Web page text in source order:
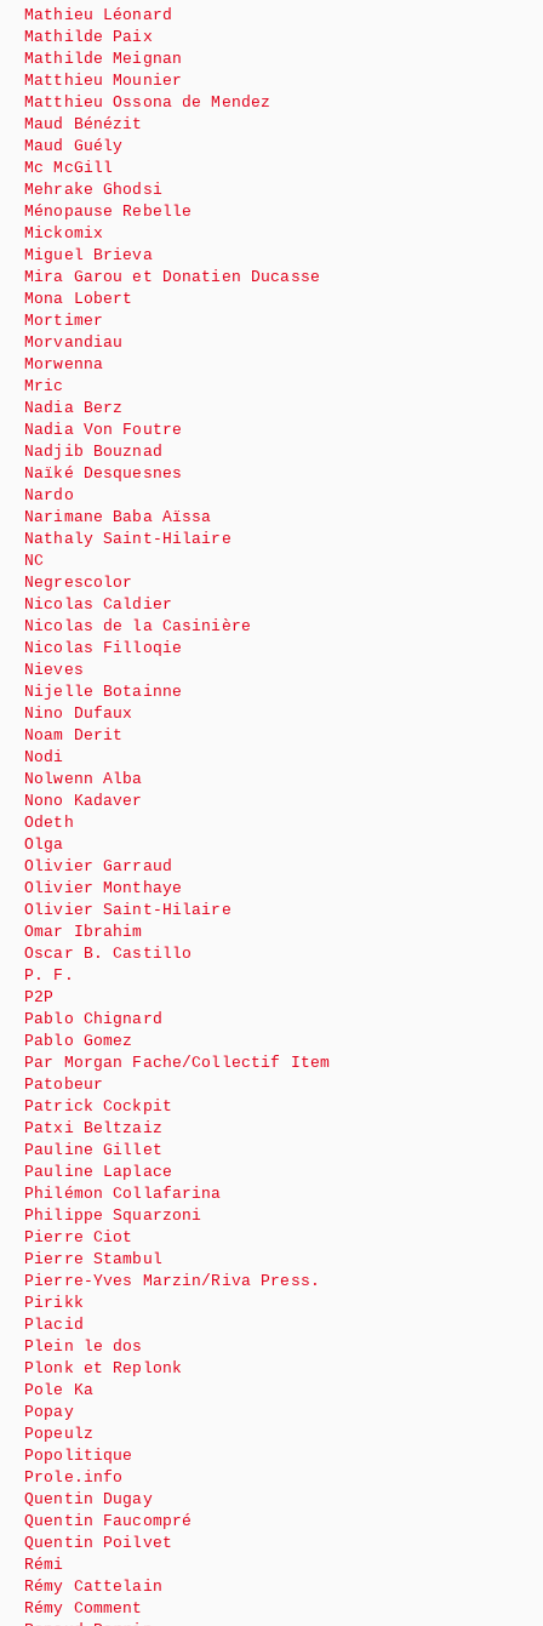
Mathieu Léonard
Mathilde Paix
Mathilde Meignan
Matthieu Mounier
Matthieu Ossona de Mendez
Maud Bénézit
Maud Guély
Mc McGill
Mehrake Ghodsi
Ménopause Rebelle
Mickomix
Miguel Brieva
Mira Garou et Donatien Ducasse
Mona Lobert
Mortimer
Morvandiau
Morwenna
Mric
Nadia Berz
Nadia Von Foutre
Nadjib Bouznad
Naïké Desquesnes
Nardo
Narimane Baba Aïssa
Nathaly Saint-Hilaire
NC
Negrescolor
Nicolas Caldier
Nicolas de la Casinière
Nicolas Filloqie
Nieves
Nijelle Botainne
Nino Dufaux
Noam Derit
Nodi
Nolwenn Alba
Nono Kadaver
Odeth
Olga
Olivier Garraud
Olivier Monthaye
Olivier Saint-Hilaire
Omar Ibrahim
Oscar B. Castillo
P. F.
P2P
Pablo Chignard
Pablo Gomez
Par Morgan Fache/Collectif Item
Patobeur
Patrick Cockpit
Patxi Beltzaiz
Pauline Gillet
Pauline Laplace
Philémon Collafarina
Philippe Squarzoni
Pierre Ciot
Pierre Stambul
Pierre-Yves Marzin/Riva Press.
Pirikk
Placid
Plein le dos
Plonk et Replonk
Pole Ka
Popay
Popeulz
Popolitique
Prole.info
Quentin Dugay
Quentin Faucompré
Quentin Poilvet
Rémi
Rémy Cattelain
Rémy Comment